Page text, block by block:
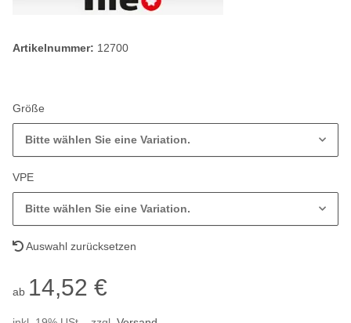
Artikelnummer: 12700
Größe
Bitte wählen Sie eine Variation.
VPE
Bitte wählen Sie eine Variation.
Auswahl zurücksetzen
ab 14,52 €